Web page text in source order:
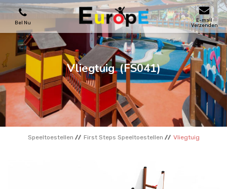
Bel Nu
E-mail
Verzenden
SPEELTOESTELLEN
SKATEPARKS
HOUTEN HUIZENS
STADSMEUBILAIRS
Vliegtuig (FS041)
Speeltoestellen First Steps Speeltoestellen Vliegtuig